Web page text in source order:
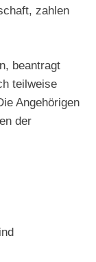
zahlen
beantragt
teilweise
Angehörigen
der